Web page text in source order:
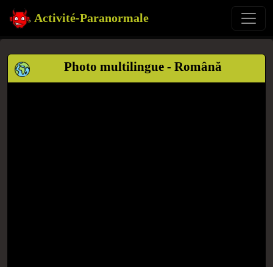
Activité-Paranormale
Photo multilingue - Română